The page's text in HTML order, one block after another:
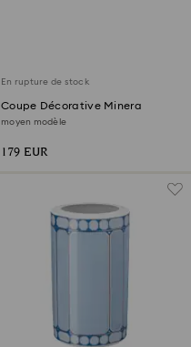
En rupture de stock
Coupe Décorative Minera
moyen modèle
179 EUR